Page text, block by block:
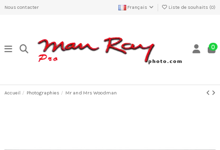
Nous contacter Français Liste de souhaits (0)
0
Accueil Photographies Mr and Mrs Woodman